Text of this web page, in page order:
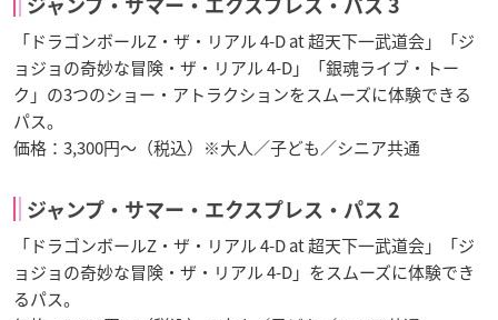
ジャンプ・サマー・エクスプレス・パス 3
「ドラゴンボールZ・ザ・リアル 4-D at 超天下一武道会」「ジ
ョジョの奇妙な冒険・ザ・リアル 4-D」「銀魂ライブ・トー
ク」の3つのショー・アトラクションをスムーズに体験できる
パス。
価格：3,300円～（税込）※大人／子ども／シニア共通
ジャンプ・サマー・エクスプレス・パス 2
「ドラゴンボールZ・ザ・リアル 4-D at 超天下一武道会」「ジ
ョジョの奇妙な冒険・ザ・リアル 4-D」をスムーズに体験でき
るパス。